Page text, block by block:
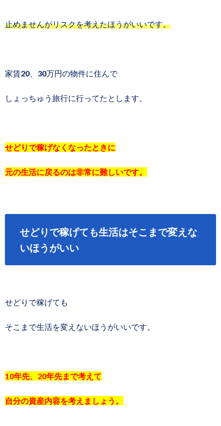
止めませんがリスクを考えたほうがいいです。
家賃20、30万円の物件に住んで
しょっちゅう旅行に行ってたとします。
せどりで稼げなくなったときに
元の生活に戻るのは非常に難しいです。
せどりで稼げても生活はそこまで変えな
いほうがいい
せどりで稼げても
そこまで生活を変えないほうがいいです。
10年先、20年先まで考えて
自分の資産内容を考えましょう。